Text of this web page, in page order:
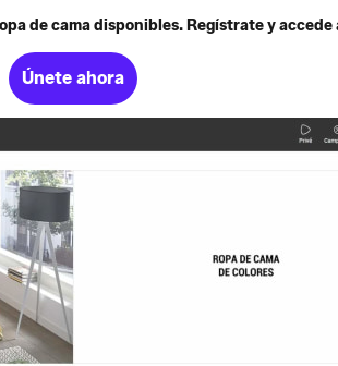
de cama disponibles. Regístrate y accede
Únete ahora